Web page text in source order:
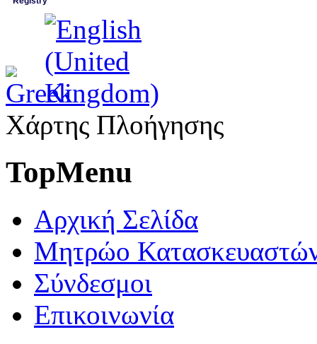
Χάρτης Πλοήγησης
TopMenu
Αρχική Σελίδα
Μητρώο
Σύνδεσμοι
Επικοινωνία